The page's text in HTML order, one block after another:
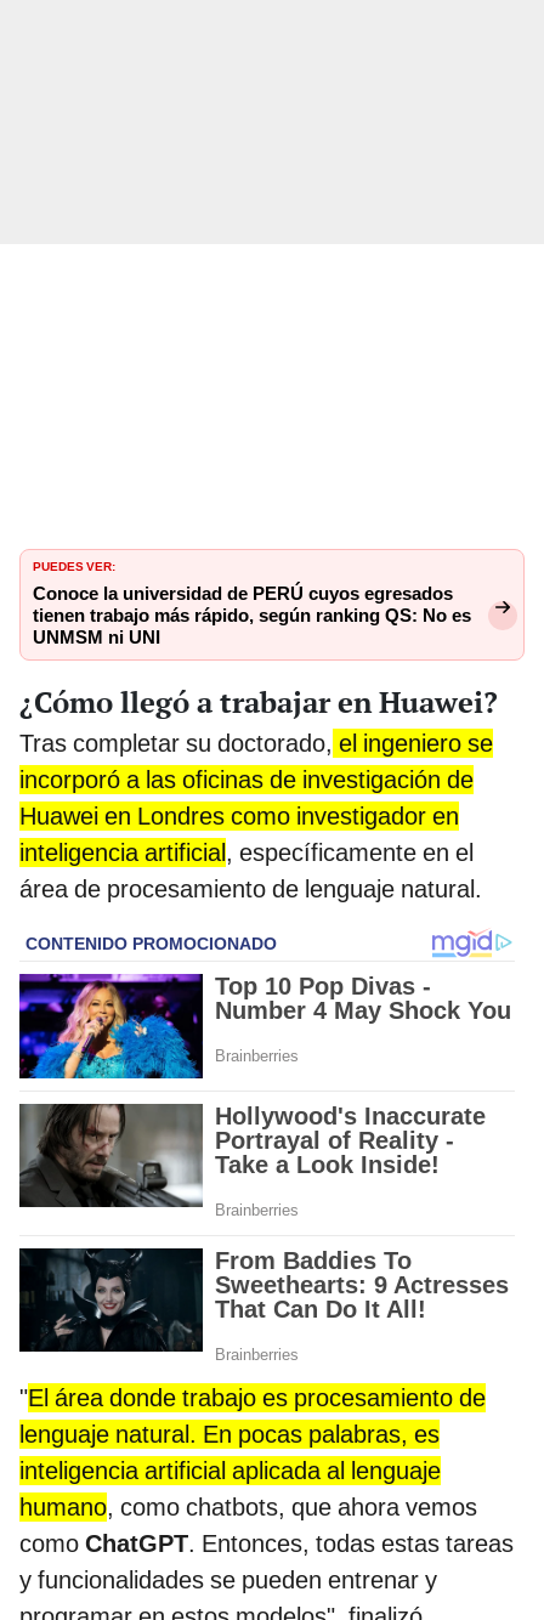
PUEDES VER:
Conoce la universidad de PERÚ cuyos egresados
tienen trabajo más rápido, según ranking QS: No es
UNMSM ni UNI
¿Cómo llegó a trabajar en Huawei?
Tras completar su doctorado, el ingeniero se
incorporó a las oficinas de investigación de
Huawei en Londres como investigador en
inteligencia artificial, específicamente en el
área de procesamiento de lenguaje natural.
"El área donde trabajo es procesamiento de
lenguaje natural. En pocas palabras, es
inteligencia artificial aplicada al lenguaje
humano, como chatbots, que ahora vemos
como ChatGPT. Entonces, todas estas tareas
y funcionalidades se pueden entrenar y